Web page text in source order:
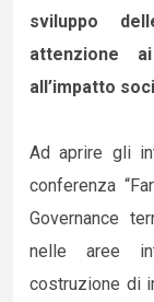
sviluppo
attenzione
all’impatto
Ad aprire gli
conferenza
Governance
nelle aree
costruzione di